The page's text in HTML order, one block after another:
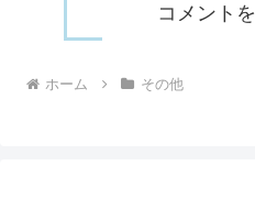
コメント
ホーム その他